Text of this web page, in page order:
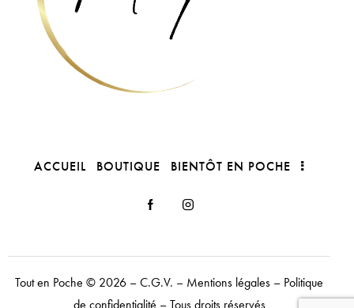
ACCUEIL BOUTIQUE BIENTÔT EN POCHE
Tout en Poche © 2026 –C.G.V. – Mentions légales – Politique